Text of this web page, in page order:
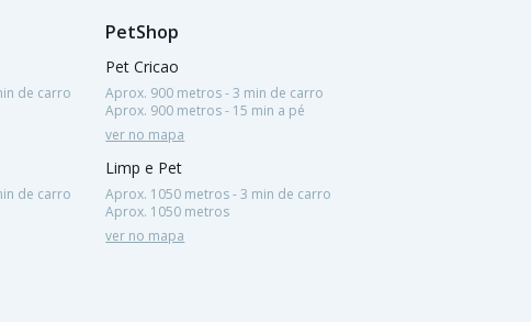
de carro
de carro
PetShop
Pet Cricao
Aprox. 900 metros - 3 min de carro
Aprox. 900 metros - 15 min a pé
ver no mapa
Limp e Pet
Aprox. 1050 metros - 3 min de carro
Aprox. 1050 metros
ver no mapa